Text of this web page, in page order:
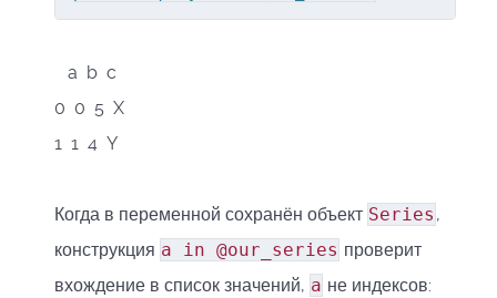
a b c
0 0 5 X
1 1 4 Y
Когда в переменной сохранён объект Series ,
конструкция a in @our_series проверит
вхождение в список значений, а не индексов: